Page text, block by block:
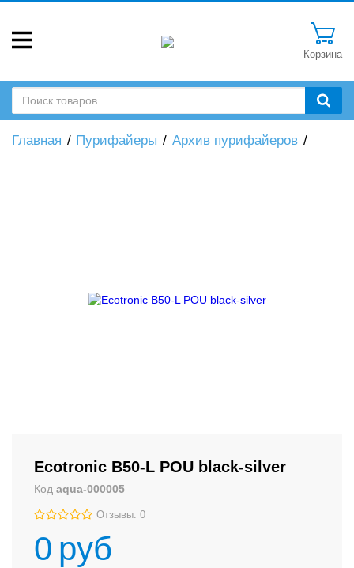
Корзина
Главная Пурифайеры Архив пурифайеров
Ecotronic B50-L POU black-silver
Код aqua-000005
Отзывы: 0
0 руб